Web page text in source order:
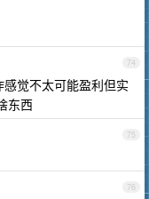
74
觉不太可能盈利但实
东西
75
76